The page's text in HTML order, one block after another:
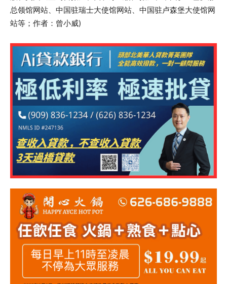
总领馆网站、中国驻瑞士大使馆网站、中国驻卢森堡大使馆网
站等；作者：曾小威)